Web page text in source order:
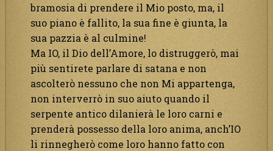
bramosia di prendere il Mio posto, ma, il
suo piano è fallito, la sua fine è giunta, la
sua pazzia è al culmine!
Ma IO, il Dio dell’Amore, lo distruggerò, mai
più sentirete parlare di satana e non
ascolterò nessuno che non Mi appartenga,
non interverrò in suo aiuto quando il
serpente antico dilanierà le loro carni e
prenderà possesso della loro anima, anch’IO
li rinnegherò come loro hanno fatto con